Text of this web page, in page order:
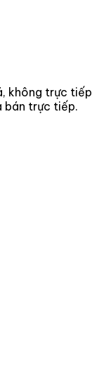
không trực tiếp
bán trực tiếp.